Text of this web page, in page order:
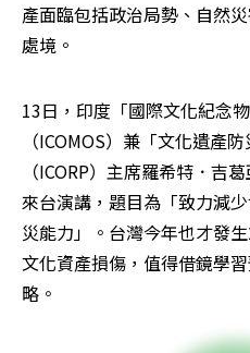
產面臨包括政治局勢、自然
處境。
13日，印度「國際文化紀念
（ICOMOS）兼「文化遺產
（ICORP）主席羅希特．吉
來台演講，題目為「致力減
災能力」。台灣今年也才發
文化資產損傷，值得借鏡學
略。